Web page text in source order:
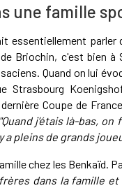
une famille
essentiellement
Briochin, c'est bien
Quand on lui
Strasbourg
Coupe de
"Quand j’étais là-bas,
pleins de grands
chez les Benkaïd.
frères dans la famille